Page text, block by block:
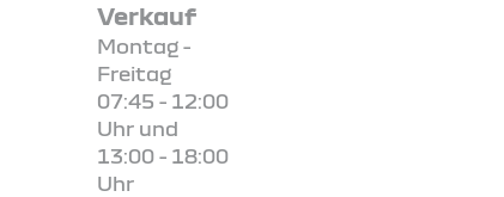
Verkauf
Montag -
Freitag
07:45 - 12:00
Uhr und
13:00 - 18:00
Uhr